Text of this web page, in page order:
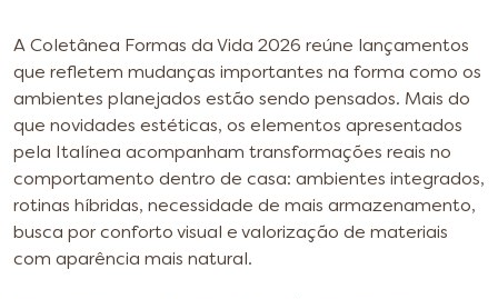
A Coletânea Formas da Vida 2026 reúne lançamentos
que refletem mudanças importantes na forma como os
ambientes planejados estão sendo pensados. Mais do
que novidades estéticas, os elementos apresentados
pela Italínea acompanham transformações reais no
comportamento dentro de casa: ambientes integrados,
rotinas híbridas, necessidade de mais armazenamento,
busca por conforto visual e valorização de materiais
com aparência mais natural.